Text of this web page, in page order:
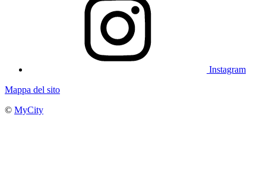
Instagram
Mappa del sito
© MyCity